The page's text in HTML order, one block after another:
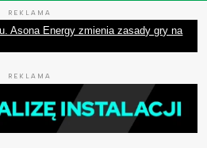
REKLAMA
Asona Energy zmienia zasady gry na
REKLAMA